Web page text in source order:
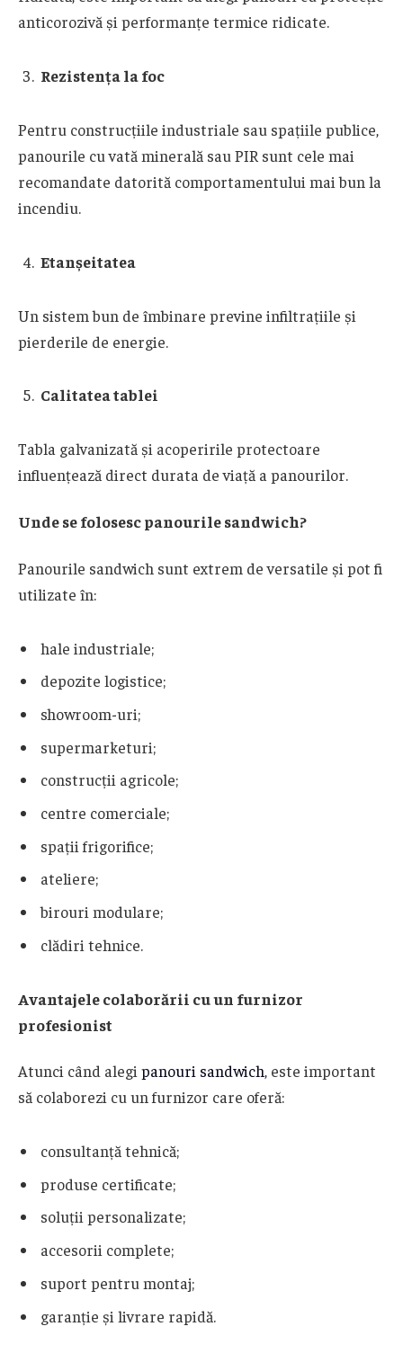
anticorozivă și performanțe termice ridicate.
Rezistența la foc
Pentru construcțiile industriale sau spațiile publice,
panourile cu vată minerală sau PIR sunt cele mai
recomandate datorită comportamentului mai bun la
incendiu.
Etanșeitatea
Un sistem bun de îmbinare previne infiltrațiile și
pierderile de energie.
Calitatea tablei
Tabla galvanizată și acoperirile protectoare
influențează direct durata de viață a panourilor.
Unde se folosesc panourile sandwich?
Panourile sandwich sunt extrem de versatile și pot fi
utilizate în:
hale industriale;
depozite logistice;
showroom-uri;
supermarketuri;
construcții agricole;
centre comerciale;
spații frigorifice;
ateliere;
birouri modulare;
clădiri tehnice.
Avantajele colaborării cu un furnizor
profesionist
Atunci când alegi panouri sandwich, este important
să colaborezi cu un furnizor care oferă:
consultanță tehnică;
produse certificate;
soluții personalizate;
accesorii complete;
suport pentru montaj;
garanție și livrare rapidă.